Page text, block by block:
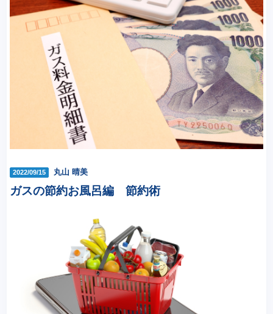
2022/09/15 丸山 晴美
ガスの節約お風呂編 節約術